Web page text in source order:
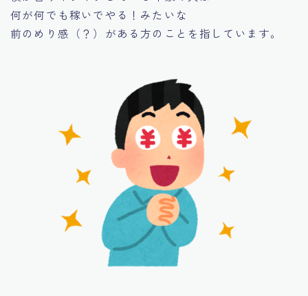
何が何でも稼いでやる！ みたいな
前のめり感（？）がある方のことを指しています。